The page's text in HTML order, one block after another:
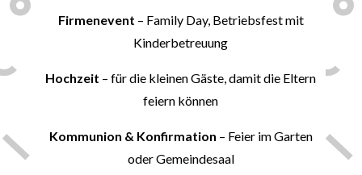
Firmenevent – Family Day, Betriebsfest mit
Kinderbetreuung
Hochzeit – für die kleinen Gäste, damit die Eltern
feiern können
Kommunion & Konfirmation – Feier im Garten
oder Gemeindesaal